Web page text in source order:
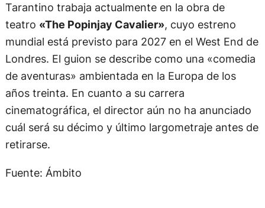
Tarantino trabaja actualmente en la obra de
teatro «The Popinjay Cavalier», cuyo estreno
mundial está previsto para 2027 en el West End de
Londres. El guion se describe como una «comedia
de aventuras» ambientada en la Europa de los
años treinta. En cuanto a su carrera
cinematográfica, el director aún no ha anunciado
cuál será su décimo y último largometraje antes de
retirarse.
Fuente: Ámbito